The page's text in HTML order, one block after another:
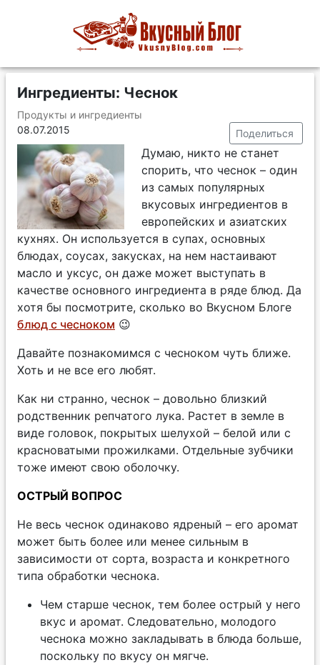
Ингредиенты: Чеснок
Продукты и ингредиенты
08.07.2015
Поделиться
Думаю, никто не станет
спорить, что чеснок – один
из самых популярных
вкусовых ингредиентов в
европейских и азиатских
кухнях. Он используется в супах, основных
блюдах, соусах, закусках, на нем настаивают
масло и уксус, он даже может выступать в
качестве основного ингредиента в ряде блюд. Да
хотя бы посмотрите, сколько во Вкусном Блоге
блюд с чесноком 😉
Давайте познакомимся с чесноком чуть ближе.
Хоть и не все его любят.
Как ни странно, чеснок – довольно близкий
родственник репчатого лука. Растет в земле в
виде головок, покрытых шелухой – белой или с
красноватыми прожилками. Отдельные зубчики
тоже имеют свою оболочку.
ОСТРЫЙ ВОПРОС
Не весь чеснок одинаково ядреный – его аромат
может быть более или менее сильным в
зависимости от сорта, возраста и конкретного
типа обработки чеснока.
Чем старше чеснок, тем более острый у него
вкус и аромат. Следовательно, молодого
чеснока можно закладывать в блюда больше,
поскольку по вкусу он мягче.